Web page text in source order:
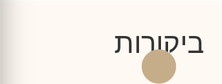
ביקורות